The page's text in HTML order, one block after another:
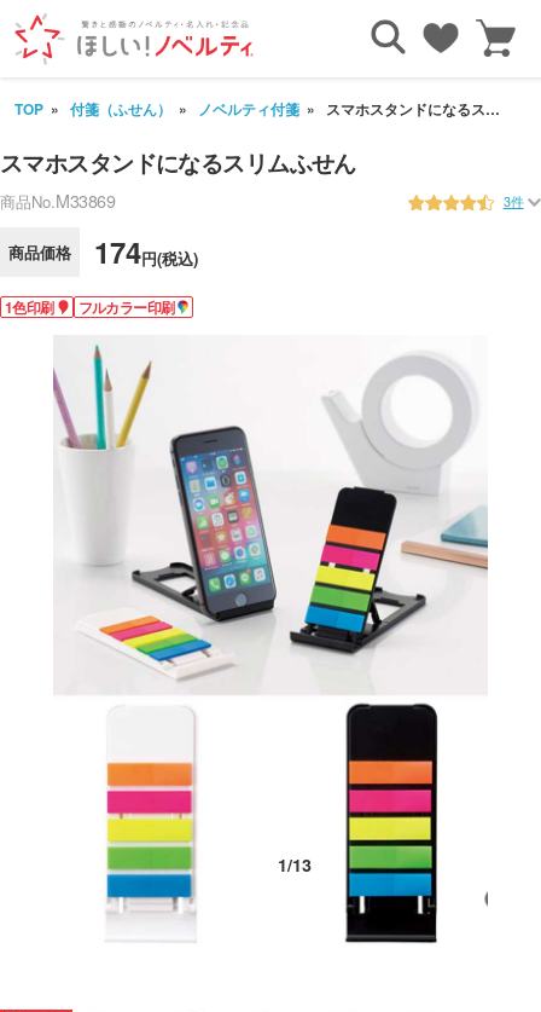
TOP 付箋（ふせん） ノベルティ付箋 スマホスタンドになるスリムふせん
スマホスタンドになるスリムふせん
商品No.M33869 3件
商品価格 174円(税込)
1色印刷 フルカラー印刷
1/13